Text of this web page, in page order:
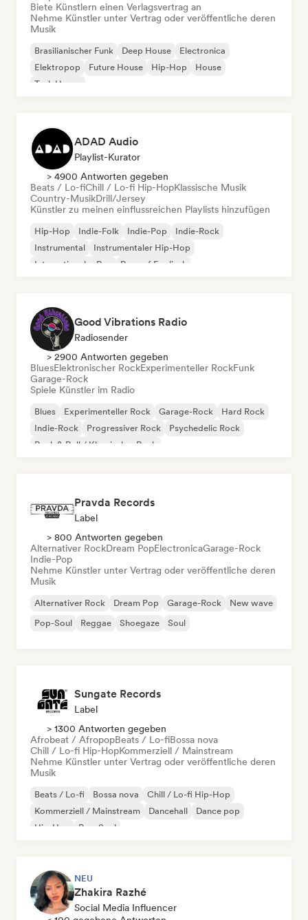
Biete Künstlern einen Verlagsvertrag an
Nehme Künstler unter Vertrag oder veröffentliche deren
Musik
Brasilianischer Funk Deep House
Electronica
Elektropop
Future House Hip-Hop
House
Tech House
ADAD Audio
Playlist-Kurator
> 4900 Antworten gegeben
Beats / Lo-fiChill / Lo-fi Hip-HopKlassische Musik
Country-MusikDrill/Jersey
Künstler zu meinen einflussreichen Playlists hinzufügen
Hip-Hop Indie-Folk Indie-Pop
Indie-Rock
Instrumental
Instrumentaler Hip-Hop
Internationaler Rap
Rap auf Englisch
Good Vibrations Radio
Radiosender
> 2900 Antworten gegeben
BluesElektronischer RockExperimenteller RockFunk
Garage-Rock
Spiele Künstler im Radio
Blues Experimenteller Rock Garage-Rock
Hard Rock
Indie-Rock
Progressiver Rock
Psychedelic Rock
Rock & Roll / Klassischer Rock
Pravda Records
Label
> 800 Antworten gegeben
Alternativer RockDream PopElectronicaGarage-Rock
Indie-Pop
Nehme Künstler unter Vertrag oder veröffentliche deren
Musik
Alternativer Rock Dream Pop Garage-Rock
New wave
Pop-Soul
Reggae Shoegaze Soul
Sungate Records
Label
> 1300 Antworten gegeben
Afrobeat / AfropopBeats / Lo-fiBossa nova
Chill / Lo-fi Hip-HopKommerziell / Mainstream
Nehme Künstler unter Vertrag oder veröffentliche deren
Musik
Beats / Lo-fi Bossa nova
Chill / Lo-fi Hip-Hop
Kommerziell / Mainstream
Dancehall
Dance pop
Hip-Hop
Pop-Soul
NEU
Zhakira Razhé
Social Media Influencer